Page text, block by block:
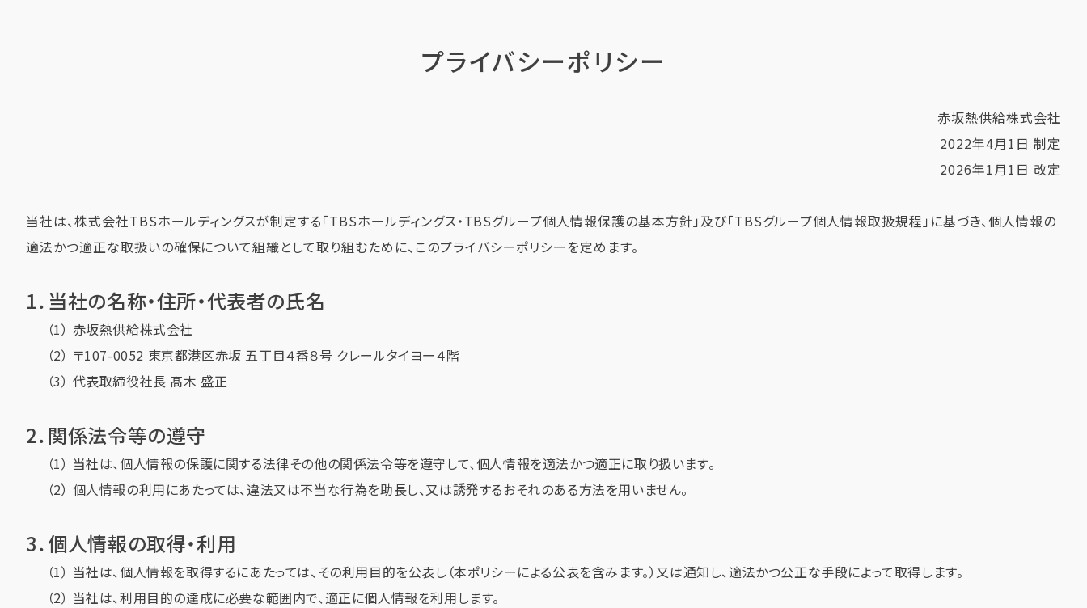
プライバシーポリシー
赤坂熱供給株式会社
2022年4月1日 制定
2026年1月1日 改定
当社は、株式会社TBSホールディングスが制定する「TBSホールディングス・TBSグループ個人情報保護の基本方針」及び「TBSグループ個人情報取扱規程」に基づき、個人情報の
適法かつ適正な取扱いの確保について組織として取り組むために、このプライバシーポリシーを定めます。
1．当社の名称・住所・代表者の氏名
赤坂熱供給株式会社
〒107-0052 東京都港区赤坂 五丁目４番８号 クレールタイヨー４階
代表取締役社長 髙木 盛正
2．関係法令等の遵守
当社は、個人情報の保護に関する法律その他の関係法令等を遵守して、個人情報を適法かつ適正に取り扱います。
個人情報の利用にあたっては、違法又は不当な行為を助長し、又は誘発するおそれのある方法を用いません。
3．個人情報の取得・利用
当社は、個人情報を取得するにあたっては、その利用目的を公表し（本ポリシーによる公表を含みます。）又は通知し、適法かつ公正な手段によって取得します。
当社は、利用目的の達成に必要な範囲内で、適正に個人情報を利用します。